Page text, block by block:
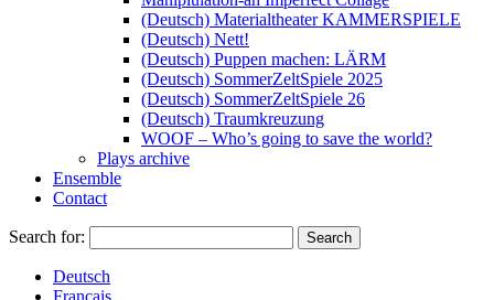
(Deutsch) Materialtheater KAMMERSPIELE
(Deutsch) Nett!
(Deutsch) Puppen machen: LÄRM
(Deutsch) SommerZeltSpiele 2025
(Deutsch) SommerZeltSpiele 26
(Deutsch) Traumkreuzung
WOOF – Who’s going to save the world?
Plays archive
Ensemble
Contact
Search for:
Deutsch
Français